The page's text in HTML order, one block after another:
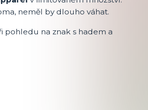
neměl by dlouho váhat.
na znak s hadem a